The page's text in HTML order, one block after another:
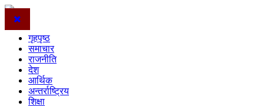
गृहपृष्ठ
समाचार
राजनीति
देश
आर्थिक
अन्तर्राष्ट्रिय
शिक्षा